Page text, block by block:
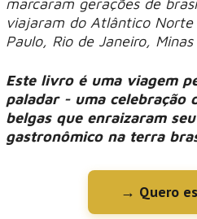
marcaram gerações de
viajaram do Atlântico Norte
Paulo, Rio de Janeiro,
Este livro é uma viagem
paladar - uma celebração
belgas que enraizaram
gastronômico na terra
→ Quero